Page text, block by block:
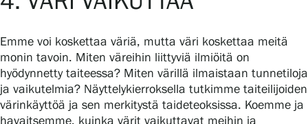
Emme voi koskettaa väriä, mutta väri koskettaa meitä
monin tavoin. Miten väreihin liittyviä ilmiöitä on
hyödynnetty taiteessa? Miten värillä ilmaistaan tunnetiloja
ja vaikutelmia? Näyttelykierroksella tutkimme taiteilijoiden
värinkäyttöä ja sen merkitystä taideteoksissa. Koemme ja